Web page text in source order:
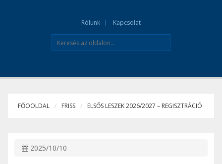
Rólunk Kapcsolat
FŐOOLDAL FRISS ELSŐS LESZEK 2026/2027 – REGISZTRÁCIÓ
2025/10/10